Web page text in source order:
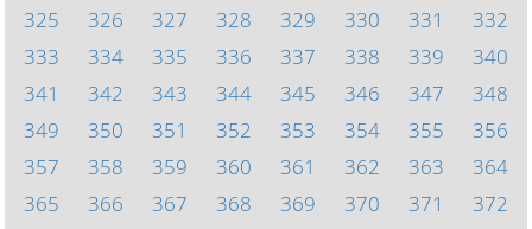
325
326 327 328 329 330 331
332
333
334 335 336 337 338 339
340
341
342 343 344 345 346 347
348
349
350 351 352 353 354 355
356
357
358 359 360 361 362 363
364
365
366 367 368 369 370 371
372